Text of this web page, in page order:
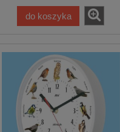
do koszyka